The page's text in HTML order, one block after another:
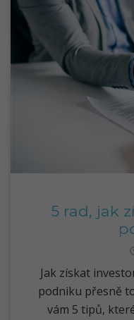
5 rad, jak
Jak získat
podniku přesně
vám 5 tipů,